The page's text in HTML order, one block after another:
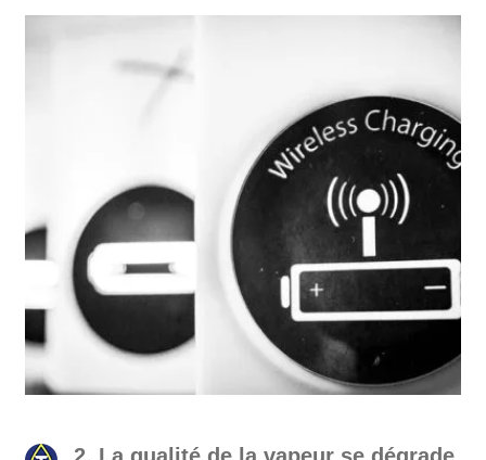
2. La qualité de la vapeur se dégrade